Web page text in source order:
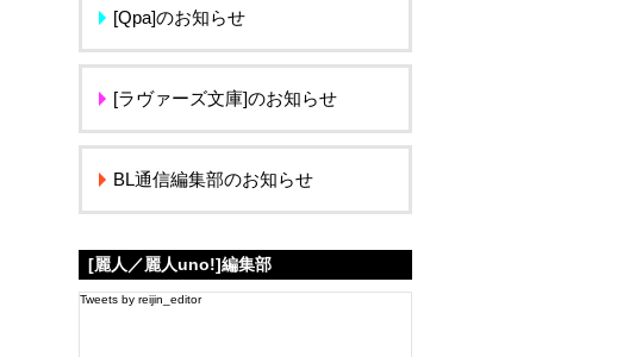
[Qpa]のお知らせ
[ラヴァーズ文庫]のお知らせ
BL通信編集部のお知らせ
[麗人／麗人uno!]編集部
Tweets by reijin_editor